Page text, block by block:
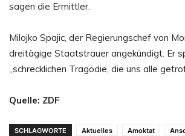
sagen die Ermittler.
Milojko Spajic, der Regierungschef von
dreitägige Staatstrauer angekündigt. Er
„schrecklichen Tragödie, die uns alle
Quelle: ZDF
SCHLAGWORTE Aktuelles Amoktat